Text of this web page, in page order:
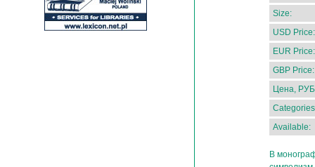
Size:
USD Price:
EUR Price:
GBP Price:
Цена,
Available:
В